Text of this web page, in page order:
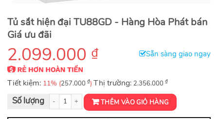
Tủ sắt hiện đại TU88GD - Hàng Hòa Phát bán
Giá ưu đãi
2.099.000 ₫ Sẵn sàng giao ngay
Tiết kiệm: 11% (257.000 ₫) Thị trường: 2.356.000 ₫
Tủ sắt hiện đại TU88GD số lượng THÊM VÀO GIỎ HÀNG